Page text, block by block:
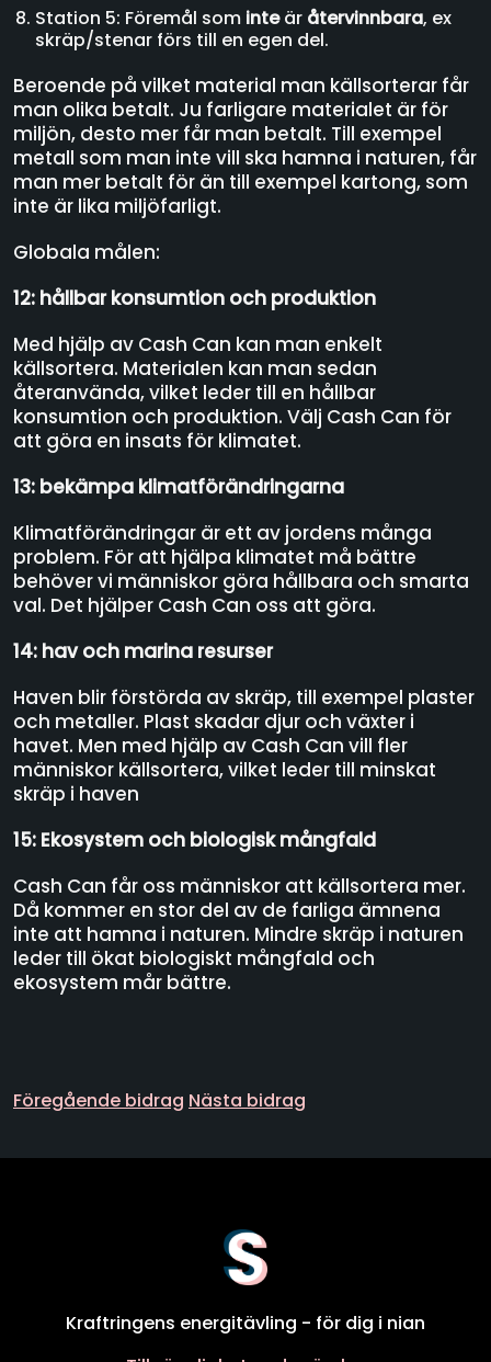
Station 5: Föremål som inteär återvinnbara, ex
skräp/stenar förs till en egen del.
Beroende på vilket material man källsorterar får
man olika betalt. Ju farligare materialet är för
miljön, desto mer får man betalt. Till exempel
metall som man inte vill ska hamna i naturen, får
man mer betalt för än till exempel kartong, som
inte är lika miljöfarligt.
Globala målen:
12: hållbar konsumtion och produktion
Med hjälp av Cash Can kan man enkelt
källsortera. Materialen kan man sedan
återanvända, vilket leder till en hållbar
konsumtion och produktion. Välj Cash Can för
att göra en insats för klimatet.
13: bekämpa klimatförändringarna
Klimatförändringar är ett av jordens många
problem. För att hjälpa klimatet må bättre
behöver vi människor göra hållbara och smarta
val. Det hjälper Cash Can oss att göra.
14: hav och marina resurser
Haven blir förstörda av skräp, till exempel plaster
och metaller. Plast skadar djur och växter i
havet. Men med hjälp av Cash Can vill fler
människor källsortera, vilket leder till minskat
skräp i haven
15: Ekosystem och biologisk mångfald
Cash Can får oss människor att källsortera mer.
Då kommer en stor del av de farliga ämnena
inte att hamna i naturen. Mindre skräp i naturen
leder till ökat biologiskt mångfald och
ekosystem mår bättre.
Föregående bidrag Nästa bidrag
Kraftringens energitävling - för dig i nian